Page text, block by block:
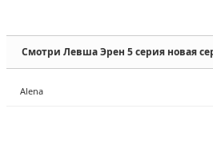
Смотри Левша Эрен 5 серия новая
Alena
Sketchbook5, 스
Sketchbook5, 스